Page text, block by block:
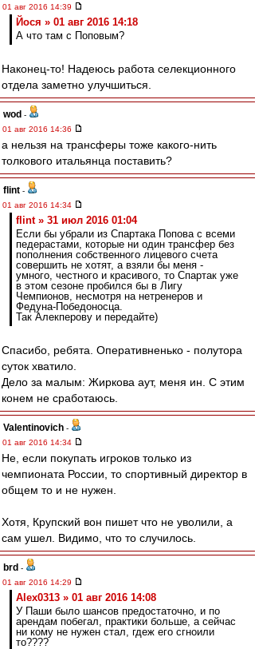
01 авг 2016 14:39
Йося » 01 авг 2016 14:18
А что там с Поповым?
Наконец-то! Надеюсь работа селекционного
отдела заметно улучшиться.
wod -
01 авг 2016 14:36
а нельзя на трансферы тоже какого-нить
толкового итальянца поставить?
flint -
01 авг 2016 14:34
flint » 31 июл 2016 01:04
Если бы убрали из Спартака Попова с всеми
педерастами, которые ни один трансфер без
пополнения собственного лицевого счета
совершить не хотят, а взяли бы меня -
умного, честного и красивого, то Спартак уже
в этом сезоне пробился бы в Лигу
Чемпионов, несмотря на нетренеров и
Федуна-Победоносца.
Так Алекперову и передайте)
Спасибо, ребята. Оперативненько - полутора
суток хватило.
Дело за малым: Жиркова аут, меня ин. С этим
конем не сработаюсь.
Valentinovich -
01 авг 2016 14:34
Не, если покупать игроков только из
чемпионата России, то спортивный директор в
общем то и не нужен.
Хотя, Крупский вон пишет что не уволили, а
сам ушел. Видимо, что то случилось.
brd -
01 авг 2016 14:29
Alex0313 » 01 авг 2016 14:08
У Паши было шансов предостаточно, и по
арендам побегал, практики больше, а сейчас
ни кому не нужен стал, гдеж его сгноили
то????